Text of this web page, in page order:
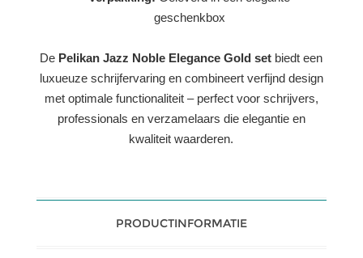
geschenkbox
De Pelikan Jazz Noble Elegance Gold set biedt een
luxueuze schrijfervaring en combineert verfijnd design
met optimale functionaliteit – perfect voor schrijvers,
professionals en verzamelaars die elegantie en
kwaliteit waarderen.
PRODUCTINFORMATIE